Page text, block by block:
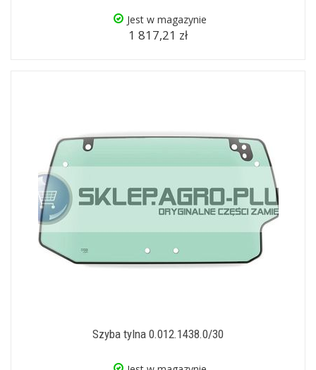
Jest w magazynie
1 817,21 zł
Szyba tylna 0.012.1438.0/30